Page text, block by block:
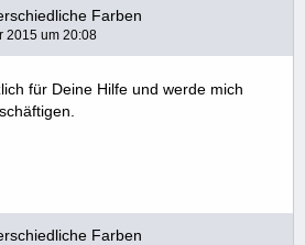
Farben
2015 um 20:08
für Deine Hilfe und werde mich
Farben